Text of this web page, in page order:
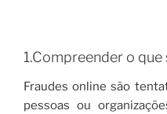
1.Compreender o
Fraudes online são
pessoas ou